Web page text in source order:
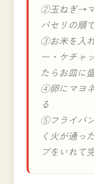
②玉ねぎ→
パセリの順
③お米を入
ー・ケチャ
たらお皿に
④卵にマヨ
る
⑤フライパ
く火が通っ
プをいれて